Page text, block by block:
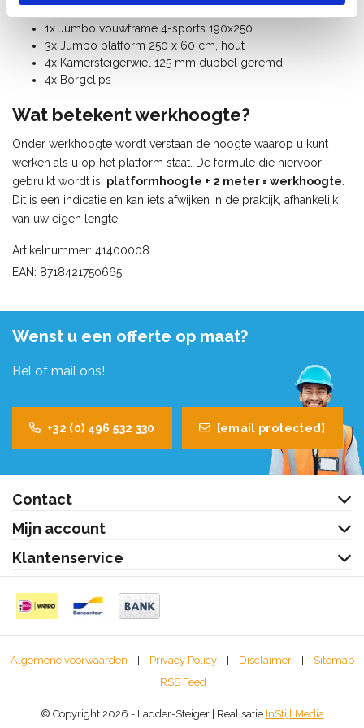
1x Jumbo vouwframe 4-sports 190x250
3x Jumbo platform 250 x 60 cm, hout
4x Kamersteigerwiel 125 mm dubbel geremd
4x Borgclips
Wat betekent werkhoogte?
Onder werkhoogte wordt verstaan de hoogte waarop u kunt
werken als u op het platform staat. De formule die hiervoor
gebruikt wordt is: platformhoogte + 2 meter = werkhoogte
Dit is een indicatie en kan iets afwijken in de praktijk, afhankelijk
van uw eigen lengte.
Artikelnummer: 41400008
EAN: 8718421750665
Wenst u een offerte op maat?
Bel of mail ons!
+32 (0) 496 532 330 [email protected]
Contact
Mijn account
Klantenservice
Algemene voorwaarden | Privacy Policy | Disclaimer |
Sitemap
|
RSS Feed
© Copyright 2026 - Ladder-Steiger | Realisatie InStijl Media